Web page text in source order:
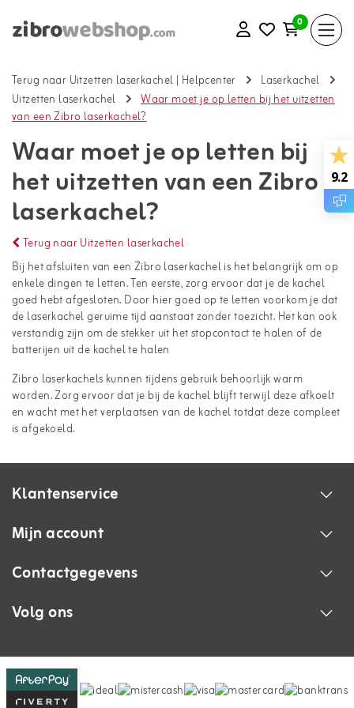
0
Terug naar Uitzetten laserkachel | Helpcenter
Laserkachel
Uitzetten laserkachel
Waar moet je op letten bij het uitzetten
van een Zibro laserkachel?
Waar moet je op letten bij
het uitzetten van een Zibro
laserkachel?
Terug naar Uitzetten laserkachel
Bij het afsluiten van een Zibro laserkachel is het belangrijk om op
enkele dingen te letten. Ten eerste, zorg ervoor dat je de kachel
goed hebt afgesloten. Door hier goed op te letten voorkom je dat
de laserkachel geruime tijd aanstaat zonder toezicht. Het kan ook
verstandig zijn om de stekker uit het stopcontact te halen of de
batterijen uit de kachel te halen
Zibro laserkachels kunnen tijdens gebruik behoorlijk warm
worden. Zorg ervoor dat je bij de kachel blijft terwijl deze afkoelt
en wacht met het verplaatsen van de kachel totdat deze compleet
is afgekoeld.
Klantenservice
Mijn account
Contactgegevens
Volg ons
9.2